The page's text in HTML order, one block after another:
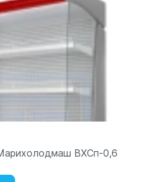
ВХСп-0,6